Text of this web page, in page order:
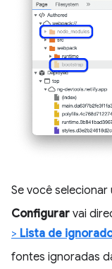
Se você
Configurar vai
> Lista de
fontes ignoradas